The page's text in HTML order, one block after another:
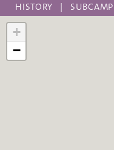
HISTORY
+
−